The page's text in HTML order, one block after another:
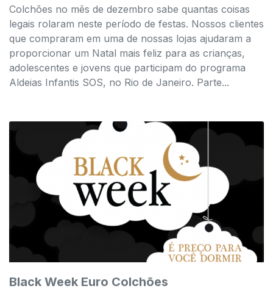
Colchões no mês de dezembro sabe quantas coisas
legais rolaram neste período de festas. Nossos clientes
que compraram em uma de nossas lojas ajudaram a
proporcionar um Natal mais feliz para as crianças,
adolescentes e jovens que participam do programa
Aldeias Infantis SOS, no Rio de Janeiro. Parte...
Black Week Euro Colchões